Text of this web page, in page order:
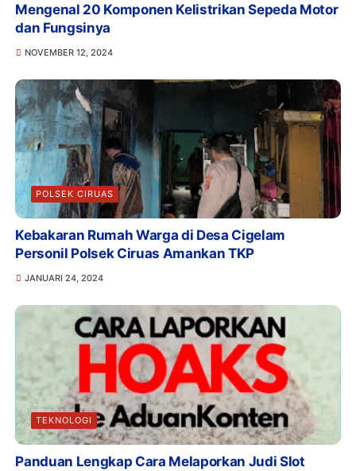
Mengenal 20 Komponen Kelistrikan Sepeda Motor
dan Fungsinya
NOVEMBER 12, 2024
POLSEK CIRUAS
Kebakaran Rumah Warga di Desa Cigelam
Personil Polsek Ciruas Amankan TKP
JANUARI 24, 2024
TEKNOLOGI
Panduan Lengkap Cara Melaporkan Judi Slot